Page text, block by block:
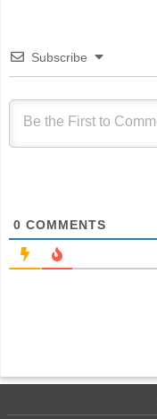
Subscribe
0 COMMENTS